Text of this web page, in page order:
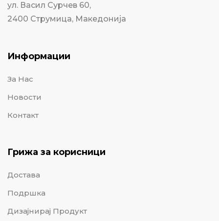
ул. Васил Сурчев 60,
2400 Струмица, Македонија
Информации
За Нас
Новости
Контакт
Грижа за корисници
Достава
Подршка
Дизајнирај Продукт